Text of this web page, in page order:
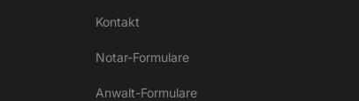
Kontakt
Notar-Formulare
Anwalt-Formulare